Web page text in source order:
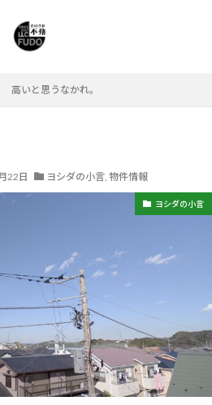
高いと思うなかれ。
22日 ヨシダの小言, 物件情報
ヨシダの小言